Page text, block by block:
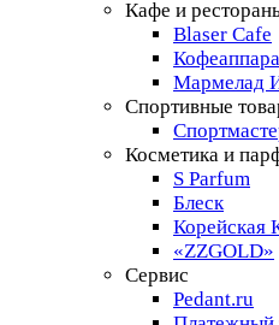
Кафе и
Blaser Cafe
Мармелад
Спортивные
Косметика и
S Parfum
Блеск
Корейская
«ZZGOLD»
Сервис
Pedant.ru